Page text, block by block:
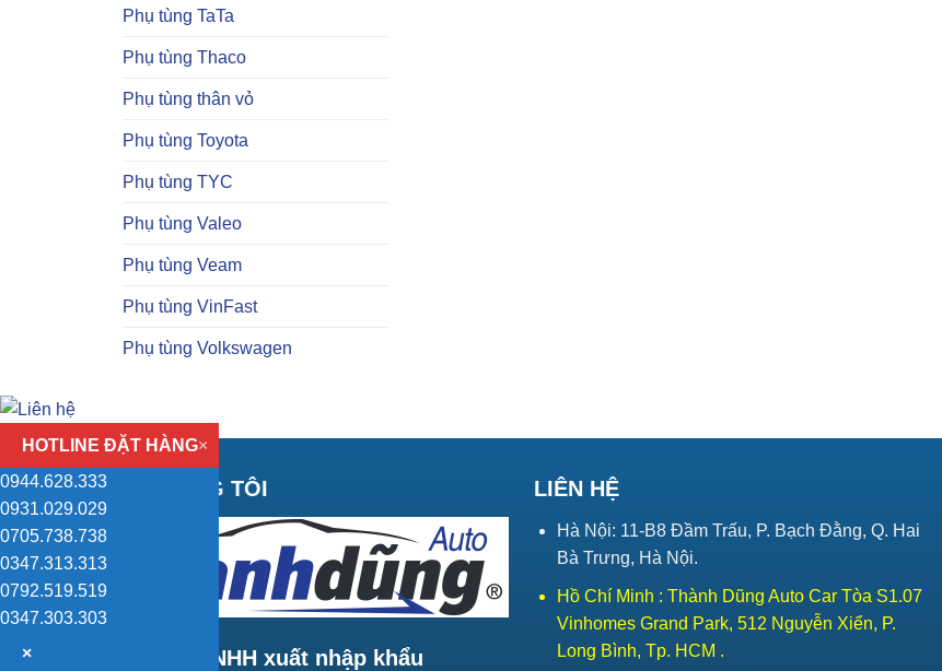
Phụ tùng TaTa
Phụ tùng Thaco
Phụ tùng thân vỏ
Phụ tùng Toyota
Phụ tùng TYC
Phụ tùng Valeo
Phụ tùng Veam
Phụ tùng VinFast
Phụ tùng Volkswagen
VỀ CHÚNG TÔI
Công ty TNHH xuất nhập khẩu
LIÊN HỆ
Hà Nội: 11-B8 Đầm Trấu, P. Bạch Đằng, Q. Hai
Bà Trưng, Hà Nội.
Hồ Chí Minh : Thành Dũng Auto Car Tòa S1.07
Vinhomes Grand Park, 512 Nguyễn Xiển, P.
Long Bình, Tp. HCM .
HOTLINE ĐẶT HÀNG×
0944.628.333
0931.029.029
0705.738.738
0347.313.313
0792.519.519
0347.303.303
×